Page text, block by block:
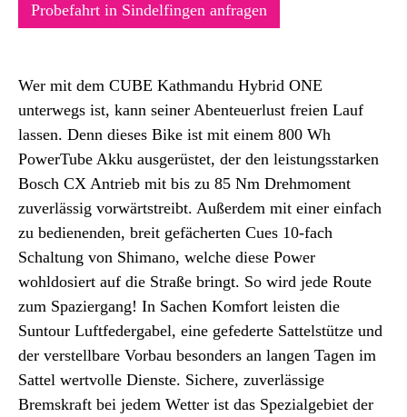
Probefahrt in Sindelfingen anfragen
Wer mit dem CUBE Kathmandu Hybrid ONE
unterwegs ist, kann seiner Abenteuerlust freien Lauf
lassen. Denn dieses Bike ist mit einem 800 Wh
PowerTube Akku ausgerüstet, der den leistungsstarken
Bosch CX Antrieb mit bis zu 85 Nm Drehmoment
zuverlässig vorwärtstreibt. Außerdem mit einer einfach
zu bedienenden, breit gefächerten Cues 10-fach
Schaltung von Shimano, welche diese Power
wohldosiert auf die Straße bringt. So wird jede Route
zum Spaziergang! In Sachen Komfort leisten die
Suntour Luftfedergabel, eine gefederte Sattelstütze und
der verstellbare Vorbau besonders an langen Tagen im
Sattel wertvolle Dienste. Sichere, zuverlässige
Bremskraft bei jedem Wetter ist das Spezialgebiet der